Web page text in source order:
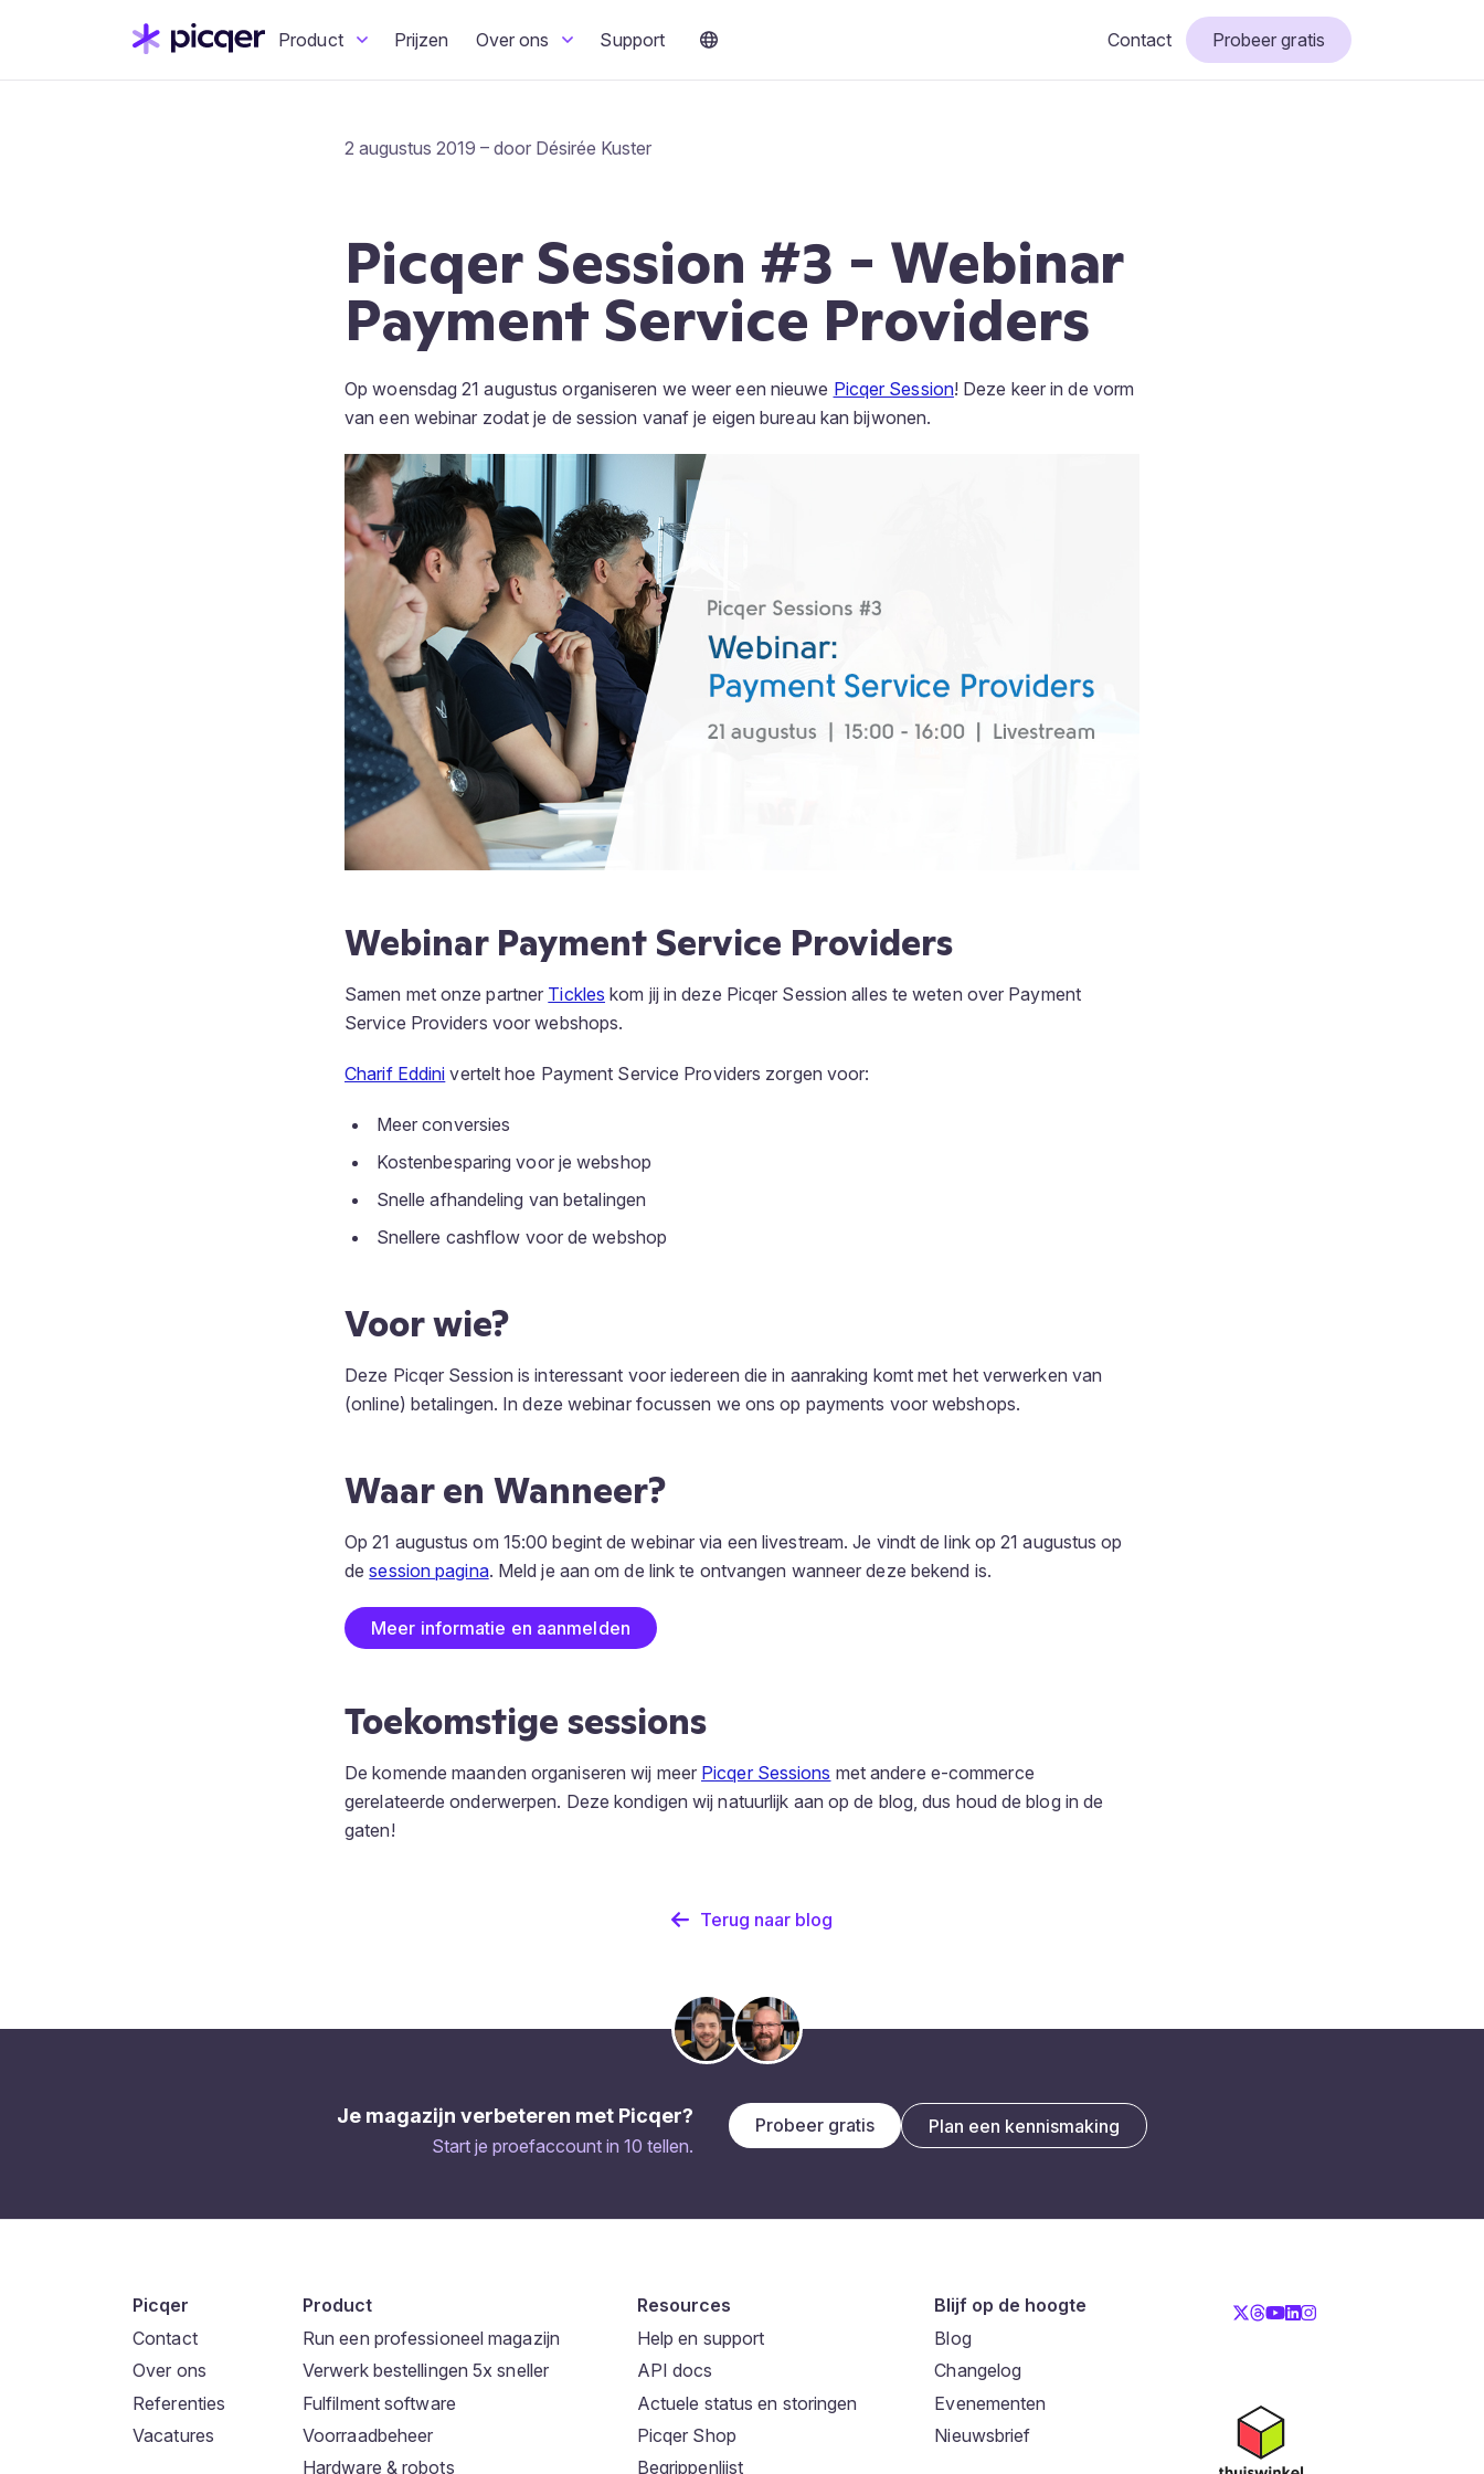
Product Prijzen Over ons Support Contact Probeer gratis
2 augustus 2019 – door Désirée Kuster
Picqer Session #3 - Webinar
Payment Service Providers
Op woensdag 21 augustus organiseren we weer een nieuwe Picqer Session! Deze keer in de vorm
van een webinar zodat je de session vanaf je eigen bureau kan bijwonen.
Webinar Payment Service Providers
Samen met onze partner Tickles kom jij in deze Picqer Session alles te weten over Payment
Service Providers voor webshops.
Charif Eddini vertelt hoe Payment Service Providers zorgen voor:
Meer conversies
Kostenbesparing voor je webshop
Snelle afhandeling van betalingen
Snellere cashflow voor de webshop
Voor wie?
Deze Picqer Session is interessant voor iedereen die in aanraking komt met het verwerken van
(online) betalingen. In deze webinar focussen we ons op payments voor webshops.
Waar en Wanneer?
Op 21 augustus om 15:00 begint de webinar via een livestream. Je vindt de link op 21 augustus op
desession pagina. Meld je aan om de link te ontvangen wanneer deze bekend is.
Meer informatie en aanmelden
Toekomstige sessions
De komende maanden organiseren wij meer Picqer Sessions met andere e-commerce
gerelateerde onderwerpen. Deze kondigen wij natuurlijk aan op de blog, dus houd de blog in de
gaten!
Terug naar blog
Je magazijn verbeteren met Picqer?
Start je proefaccount in 10 tellen.
Probeer gratis Plan een kennismaking
Picqer
Contact
Over ons
Referenties
Vacatures
Product
Run een professioneel magazijn
Verwerk bestellingen 5x sneller
Fulfilment software
Voorraadbeheer
Hardware & robots
Resources
Help en support
API docs
Actuele status en storingen
Picqer Shop
Begrippenlijst
Blijf op de hoogte
Blog
Changelog
Evenementen
Nieuwsbrief